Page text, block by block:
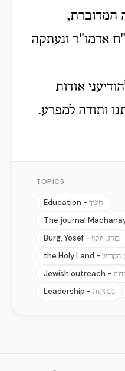
אדמו"ר ונעתקה
אודות
ותודה למפרע.
TOPICS
Education - חינוך
The journal
Burg, Yosef - בורג, יוסף
the Holy Land - הקודש
Jewish outreach -
Leadership - מנהיגות